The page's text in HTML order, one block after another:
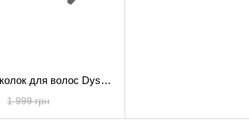
Набор заколок для волос Dyson Hair Clips (973267-01)
1 999 грн